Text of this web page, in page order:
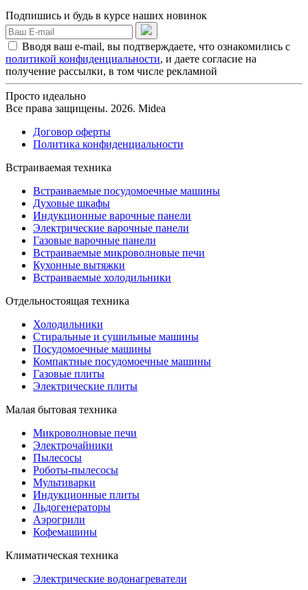
Подпишись и будь в курсе наших новинок
Вводя ваш e-mail, вы подтверждаете, что ознакомились с
политикой конфиденциальности, и даете согласие на
получение рассылки, в том числе рекламной
Просто идеально
Все права защищены. 2026. Midea
Договор оферты
Политика конфиденциальности
Встраиваемая техника
Встраиваемые посудомоечные машины
Духовые шкафы
Индукционные варочные панели
Электрические варочные панели
Газовые варочные панели
Встраиваемые микроволновые печи
Кухонные вытяжки
Встраиваемые холодильники
Отдельностоящая техника
Холодильники
Стиральные и сушильные машины
Посудомоечные машины
Компактные посудомоечные машины
Газовые плиты
Электрические плиты
Малая бытовая техника
Микроволновые печи
Электрочайники
Пылесосы
Роботы-пылесосы
Мультиварки
Индукционные плиты
Льдогенераторы
Аэрогрили
Кофемашины
Климатическая техника
Электрические водонагреватели